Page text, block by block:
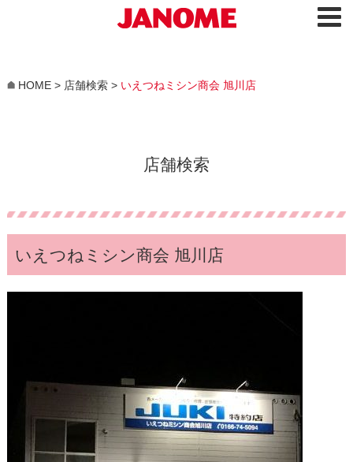
HOME> 店舗検索> いえつねミシン商会 旭川店
店舗検索
いえつねミシン商会 旭川店